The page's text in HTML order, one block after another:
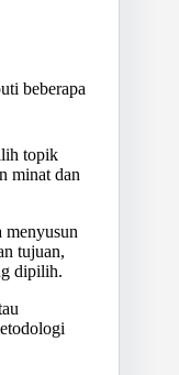
beberapa
topik
minat dan
menyusun
tujuan,
dipilih.